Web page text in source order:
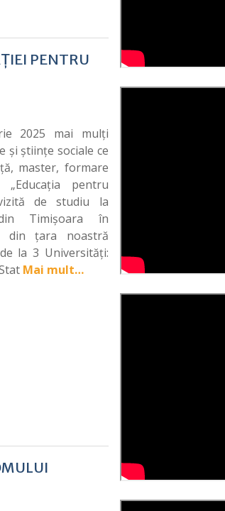
PENTRU
2025 mai mulți
și științe sociale ce
master, formare
pentru
de studiu la
Timișoara în
din țara noastră
la 3 Universități:
Mai mult…